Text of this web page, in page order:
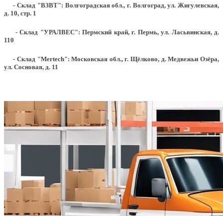
- Склад "ВЗВТ": Волгоградская обл., г. Волгоград, ул. Жигулевская,
д. 10, стр. 1
- Склад "УРАЛВЕС": Пермский край, г. Пермь, ул. Ласьвинская, д.
110
- Склад "Mertech": Московская обл., г. Щёлково, д. Медвежьи Озёра,
ул. Сосновая, д. 11